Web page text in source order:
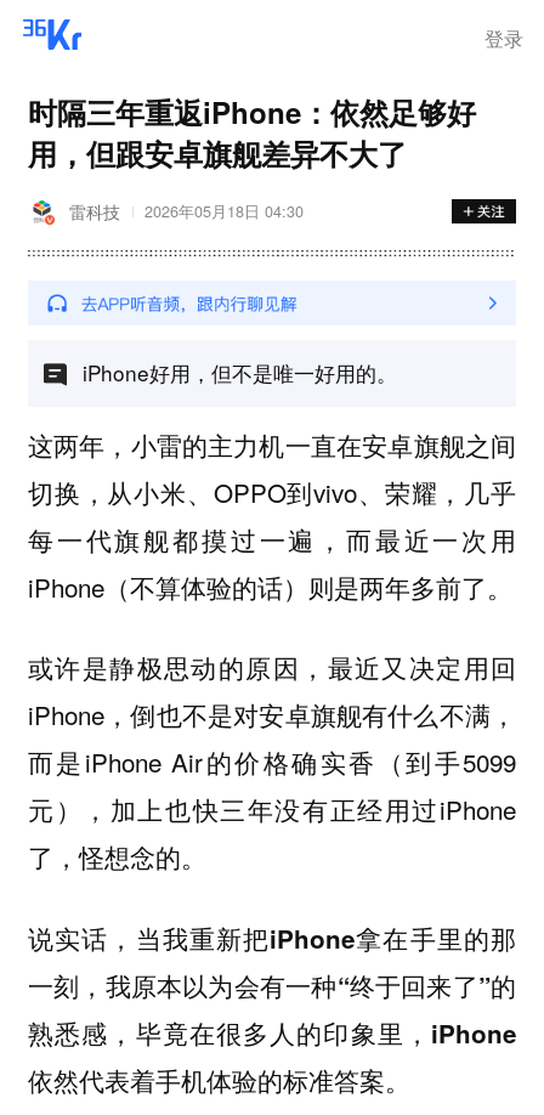
登录
时隔三年重返iPhone：依然足够好
用，但跟安卓旗舰差异不大了
雷科技 2026年05月18日 04:30
iPhone好用，但不是唯一好用的。
这两年，小雷的主力机一直在安卓旗舰之间
切换，从小米、OPPO到vivo、荣耀，几乎
每一代旗舰都摸过一遍，而最近一次用
iPhone（不算体验的话）则是两年多前了。
或许是静极思动的原因，最近又决定用回
iPhone，倒也不是对安卓旗舰有什么不满，
而是iPhone Air的价格确实香（到手5099
元），加上也快三年没有正经用过iPhone
了，怪想念的。
说实话， 当我重新把iPhone拿在手里的那
一刻，我原本以为会有一种“终于回来了”的
熟悉感，毕竟在很多人的印象里，iPhone
依然代表着手机体验的标准答案。